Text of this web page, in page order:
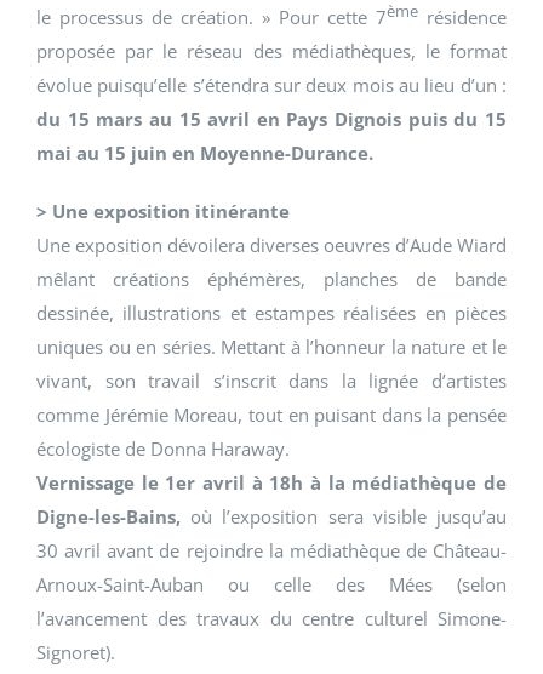
le processus de création. » Pour cette 7ème résidence
proposée par le réseau des médiathèques, le format
évolue puisqu’elle s’étendra sur deux mois au lieu d’un :
du 15 mars au 15 avril en Pays Dignois puis du 15
mai au 15 juin en Moyenne-Durance.
> Une exposition itinérante
Une exposition dévoilera diverses oeuvres d’Aude Wiard
mêlant créations éphémères, planches de bande
dessinée, illustrations et estampes réalisées en pièces
uniques ou en séries. Mettant à l’honneur la nature et le
vivant, son travail s’inscrit dans la lignée d’artistes
comme Jérémie Moreau, tout en puisant dans la pensée
écologiste de Donna Haraway.
Vernissage le 1er avril à 18h à la médiathèque de
Digne-les-Bains, où l’exposition sera visible jusqu’au
30 avril avant de rejoindre la médiathèque de Château-
Arnoux-Saint-Auban ou celle des Mées (selon
l’avancement des travaux du centre culturel Simone-
Signoret).